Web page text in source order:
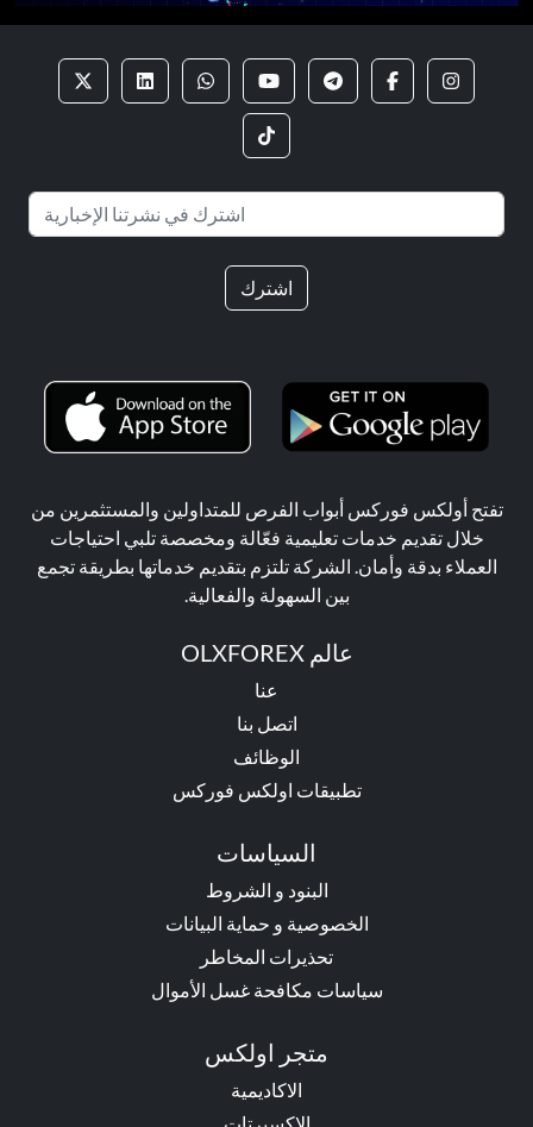
اشترك
تفتح أولكس فوركس أبواب الفرص للمتداولين والمستثمرين من
خلال تقديم خدمات تعليمية فعّالة ومخصصة تلبي احتياجات
العملاء بدقة وأمان. الشركة تلتزم بتقديم خدماتها بطريقة تجمع
بين السهولة والفعالية.
عالم OLXFOREX
عنا
اتصل بنا
الوظائف
تطبيقات اولكس فوركس
السياسات
البنود و الشروط
الخصوصية و حماية البيانات
تحذيرات المخاطر
سياسات مكافحة غسل الأموال
متجر اولكس
الاكاديمية